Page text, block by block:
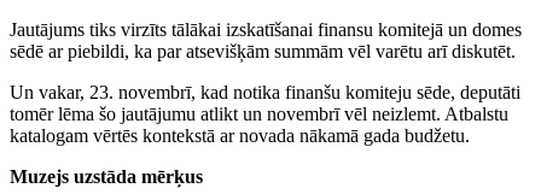
Jautājums tiks virzīts tālākai izskatīšanai finansu komitejā un domes
sēdē ar piebildi, ka par atsevišķām summām vēl varētu arī diskutēt.
Un vakar, 23. novembrī, kad notika finanšu komiteju sēde, deputāti
tomēr lēma šo jautājumu atlikt un novembrī vēl neizlemt. Atbalstu
katalogam vērtēs kontekstā ar novada nākamā gada budžetu.
Muzejs uzstāda mērķus